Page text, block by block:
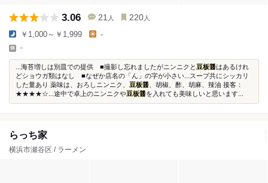
3.06 21 人 220 人
￥1,000～￥1,999 -
-
...海苔増しは別皿での提供 ■撮影し忘れましたがニンニクと豆板醤はあるけれ
どショウガ類はなし ■なぜか店名の「ん」の字が小さい...スープ共にシッカリ
した量あり 薬味は、おろしニンニク、 豆板醤 、胡椒、酢、胡麻、辣油 接客：
★★★★☆...途中で卓上のニンニクや豆板醤を入れても美味しいと思います...
らっち家
横浜市瀬谷区 / ラーメン